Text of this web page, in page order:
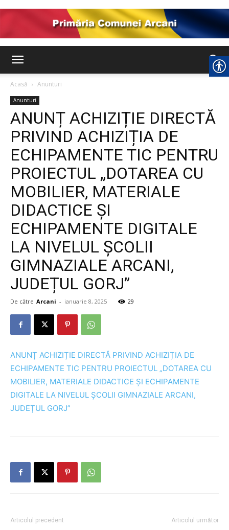
Acasă Anunturi
Anunturi
ANUNȚ ACHIZIȚIE DIRECTĂ
PRIVIND ACHIZIȚIA DE
ECHIPAMENTE TIC PENTRU
PROIECTUL „DOTAREA CU
MOBILIER, MATERIALE
DIDACTICE ȘI
ECHIPAMENTE DIGITALE
LA NIVELUL ȘCOLII
GIMNAZIALE ARCANI,
JUDEȚUL GORJ”
De către Arcani - ianuarie 8, 2025 29
ANUNȚ ACHIZIȚIE DIRECTĂ PRIVIND ACHIZIȚIA DE
ECHIPAMENTE TIC PENTRU PROIECTUL „DOTAREA CU
MOBILIER, MATERIALE DIDACTICE ȘI ECHIPAMENTE
DIGITALE LA NIVELUL ȘCOLII GIMNAZIALE ARCANI,
JUDEȚUL GORJ”
Articolul precedent Articolul următor